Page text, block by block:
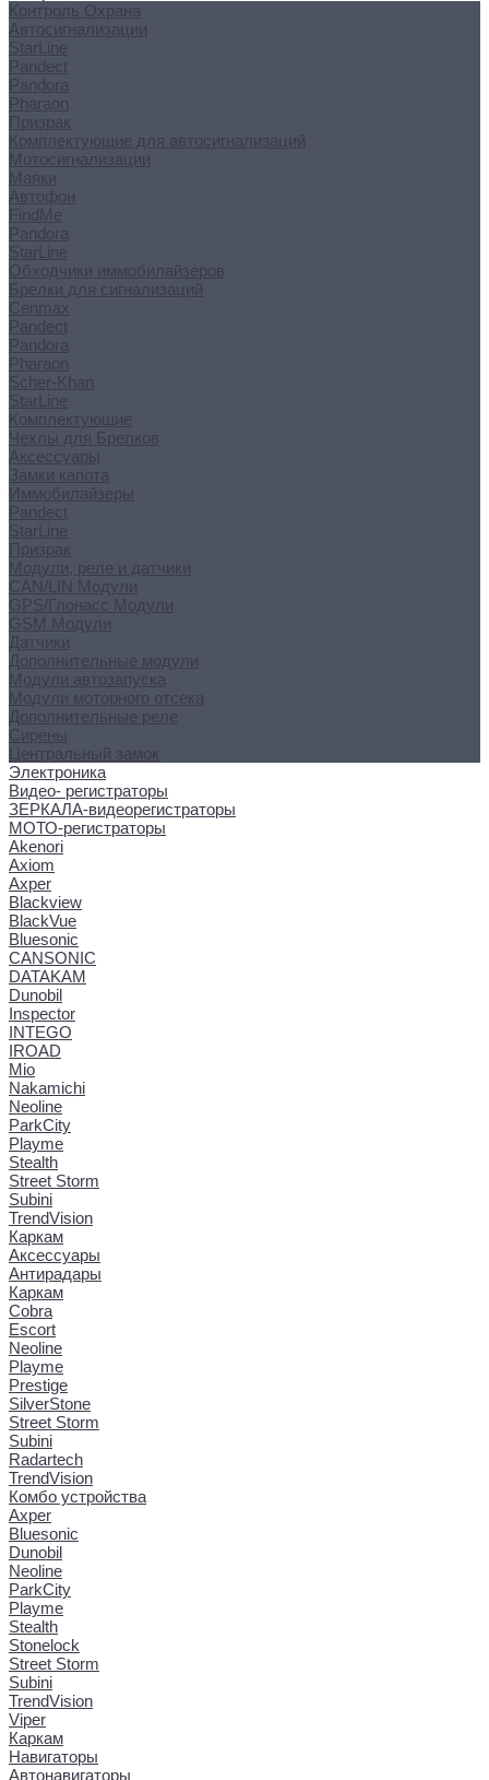
Контроль Охрана
Автосигнализации
StarLine
Pandect
Pandora
Pharaon
Призрак
Комплектующие для автосигнализаций
Мотосигнализации
Маяки
Автофон
FindMe
Pandora
StarLine
Обходчики иммобилайзеров
Брелки для сигнализаций
Cenmax
Pandect
Pandora
Pharaon
Scher-Khan
StarLine
Комплектующие
Чехлы для Брелков
Аксессуары
Замки капота
Иммобилайзеры
Pandect
StarLine
Призрак
Модули, реле и датчики
CAN/LIN Модули
GPS/Глонасс Модули
GSM Модули
Датчики
Дополнительные модули
Модули автозапуска
Модули моторного отсека
Дополнительные реле
Сирены
Центральный замок
Электроника
Видео- регистраторы
ЗЕРКАЛА-видеорегистраторы
МОТО-регистраторы
Akenori
Axiom
Axper
Blackview
BlackVue
Bluesonic
CANSONIC
DATAKAM
Dunobil
Inspector
INTEGO
IROAD
Mio
Nakamichi
Neoline
ParkCity
Playme
Stealth
Street Storm
Subini
TrendVision
Каркам
Аксессуары
Антирадары
Каркам
Cobra
Escort
Neoline
Playme
Prestige
SilverStone
Street Storm
Subini
Radartech
TrendVision
Комбо устройства
Axper
Bluesonic
Dunobil
Neoline
ParkCity
Playme
Stealth
Stonelock
Street Storm
Subini
TrendVision
Viper
Каркам
Навигаторы
Автонавигаторы